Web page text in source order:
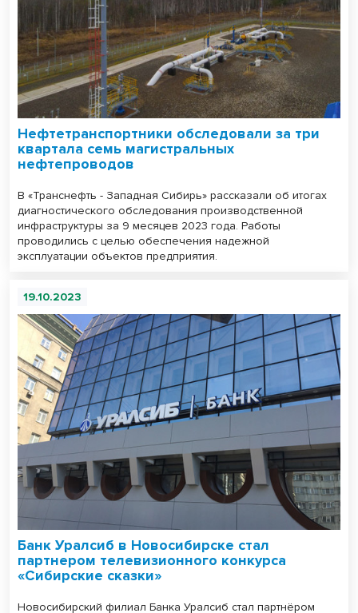
Нефтетранспортники обследовали за три
квартала семь магистральных
нефтепроводов
В «Транснефть - Западная Сибирь» рассказали об итогах
диагностического обследования производственной
инфраструктуры за 9 месяцев 2023 года. Работы
проводились с целью обеспечения надежной
эксплуатации объектов предприятия.
19.10.2023
Банк Уралсиб в Новосибирске стал
партнером телевизионного конкурса
«Сибирские сказки»
Новосибирский филиал Банка Уралсиб стал партнёром